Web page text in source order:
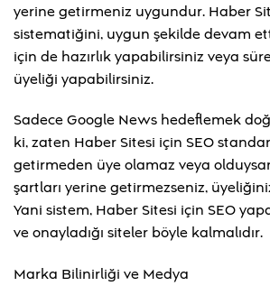
yerine getirmeniz uygundur. Haber
sistematiğini, uygun şekilde devam
için de hazırlık yapabilirsiniz veya
üyeliği yapabilirsiniz.
Sadece Google News hedeflemek
ki, zaten Haber Sitesi için SEO
getirmeden üye olamaz veya
şartları yerine getirmezseniz,
Yani sistem, Haber Sitesi için SEO
ve onayladığı siteler böyle kalmalıdır.
Marka Bilinirliği ve Medya